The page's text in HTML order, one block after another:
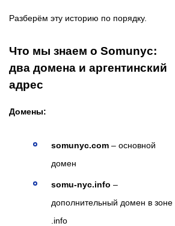
Разберём эту историю по порядку.
Что мы знаем о Somunyc:
два домена и аргентинский
адрес
Домены:
somunyc.com – основной
домен
somu-nyc.info –
дополнительный домен в зоне
.info